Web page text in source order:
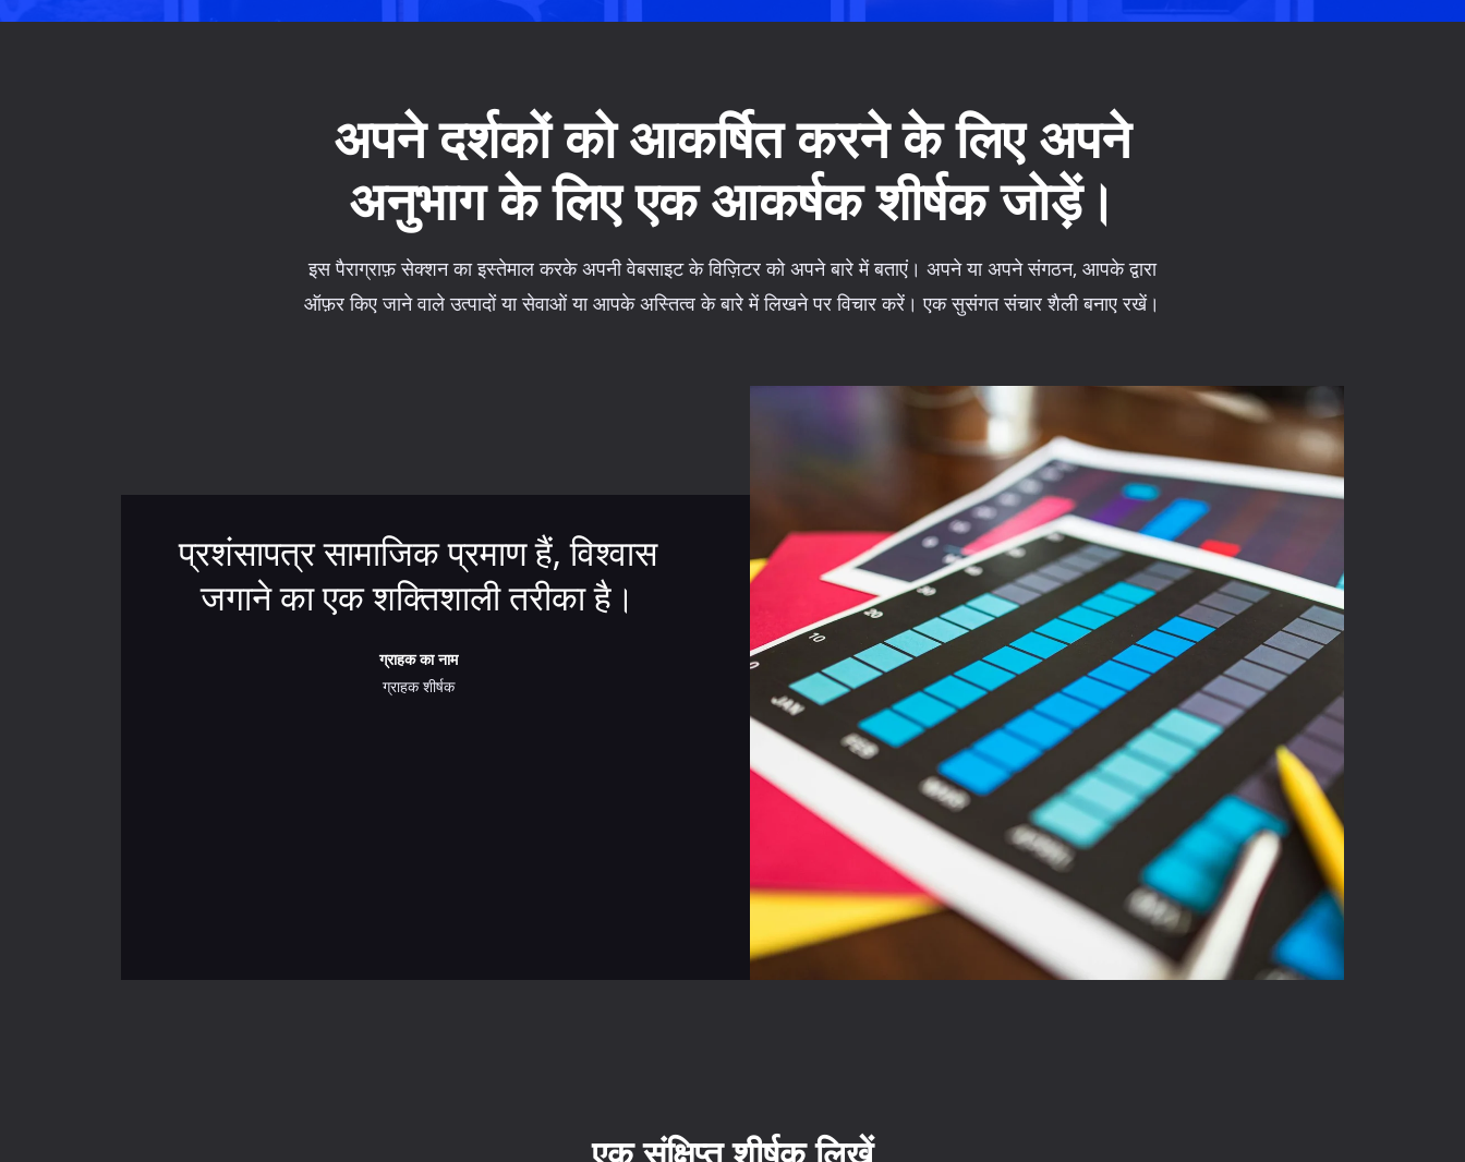
अपने दर्शकों को आकर्षित करने के लिए अपने
अनुभाग के लिए एक आकर्षक शीर्षक जोड़ें।
इस पैराग्राफ़ सेक्शन का इस्तेमाल करके अपनी वेबसाइट के विज़िटर को अपने बारे में बताएं। अपने या अपने संगठन, आपके द्वारा
ऑफ़र किए जाने वाले उत्पादों या सेवाओं या आपके अस्तित्व के बारे में लिखने पर विचार करें। एक सुसंगत संचार शैली बनाए रखें।
प्रशंसापत्र सामाजिक प्रमाण हैं, विश्वास
जगाने का एक शक्तिशाली तरीका है।
ग्राहक का नाम
ग्राहक शीर्षक